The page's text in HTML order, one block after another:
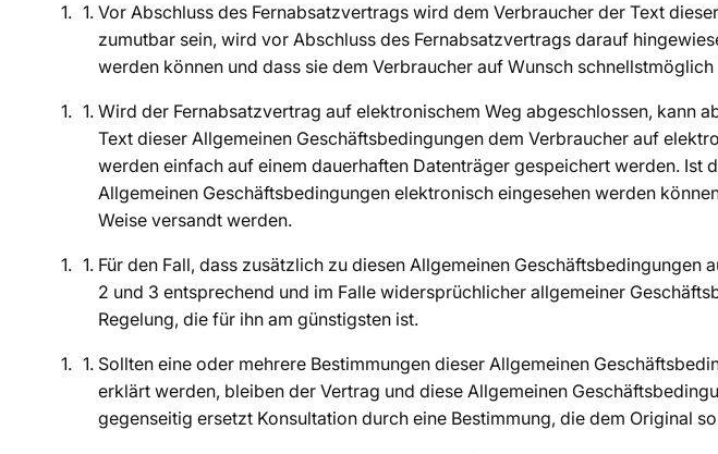
Vor Abschluss des Fernabsatzvertrags wird dem Verbraucher der Text
zumutbar sein, wird vor Abschluss des Fernabsatzvertrags darauf
werden können und dass sie dem Verbraucher auf Wunsch
Wird der Fernabsatzvertrag auf elektronischem Weg abgeschlossen, kann
Text dieser Allgemeinen Geschäftsbedingungen dem Verbraucher auf
werden einfach auf einem dauerhaften Datenträger gespeichert werden.
Allgemeinen Geschäftsbedingungen elektronisch eingesehen werden
Weise versandt werden.
Für den Fall, dass zusätzlich zu diesen Allgemeinen
2 und 3 entsprechend und im Falle widersprüchlicher allgemeiner
Regelung, die für ihn am günstigsten ist.
Sollten eine oder mehrere Bestimmungen dieser Allgemeinen
erklärt werden, bleiben der Vertrag und diese Allgemeinen
gegenseitig ersetzt Konsultation durch eine Bestimmung, die dem Original